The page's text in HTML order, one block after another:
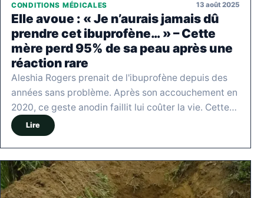
CONDITIONS MÉDICALES 13 août 2025
Elle avoue : « Je n’aurais jamais dû
prendre cet ibuprofène… » – Cette
mère perd 95% de sa peau après une
réaction rare
Aleshia Rogers prenait de l'ibuprofène depuis des
années sans problème. Après son accouchement en
2020, ce geste anodin faillit lui coûter la vie. Cette…
Lire